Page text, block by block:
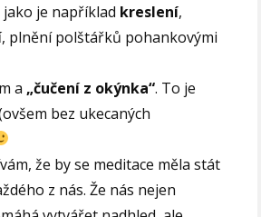
je například kreslení,
, plnění polštářků pohankovými
a „čučení z okýnka“. To je
bez ukecaných
že by se meditace měla stát
z nás. Že nás nejen